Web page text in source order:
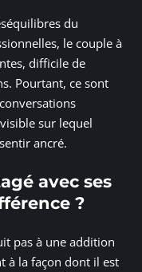
du
le couple à
difficile de
Pourtant, ce sont
sur lequel
ancré.
avec ses
?
pas à une addition
à la façon dont il est